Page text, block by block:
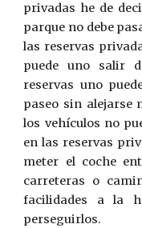
privadas he de
parque no debe
las reservas
puede uno salir
reservas uno
paseo sin alejarse
los vehículos no
en las reservas
meter el coche
carreteras o
facilidades a la
perseguirlos.